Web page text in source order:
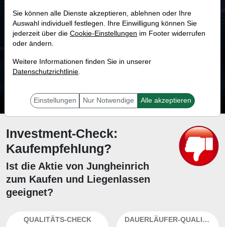
MONKEY-TRADER INDIKATOR
29.5 %
Mit 29.5 % Wahrscheinlichkeit wird selbst der unglücklichst agierende Trader
Investment-Check:
Kaufempfehlung?
Ist die Aktie von Jungheinrich
zum Kaufen und Liegenlassen
geeignet?
QUALITÄTS-CHECK DAUERLÄUFER-QUALITÄTEN
Sie können alle Dienste akzeptieren, ablehnen oder Ihre
Auswahl individuell festlegen. Ihre Einwilligung können Sie
jederzeit über die Cookie-Einstellungen im Footer widerrufen
oder ändern.
Weitere Informationen finden Sie in unserer
Datenschutzrichtlinie.
Einstellungen Nur Notwendige Alle akzeptieren